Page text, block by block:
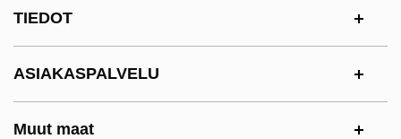
TIEDOT
ASIAKASPALVELU
Muut maat